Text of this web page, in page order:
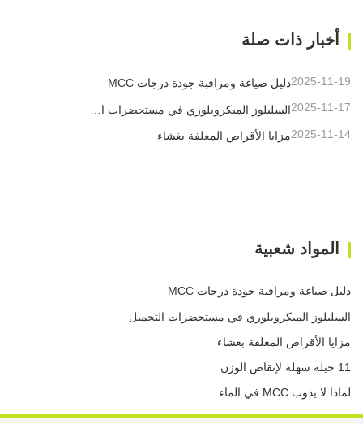
أخبار ذات صلة
دليل صياغة ومراقبة جودة درجات MCC2025-11-19
2025-11-17
مزايا الأقراص المغلفة بغشاء2025-11-14
المواد شعبية
دليل صياغة ومراقبة جودة درجات MCC
السليلوز الميكروبلوري في مستحضرات التجميل
مزايا الأقراص المغلفة بغشاء
11 حيلة سهلة لإنقاص الوزن
لماذا لا يذوب MCC في الماء